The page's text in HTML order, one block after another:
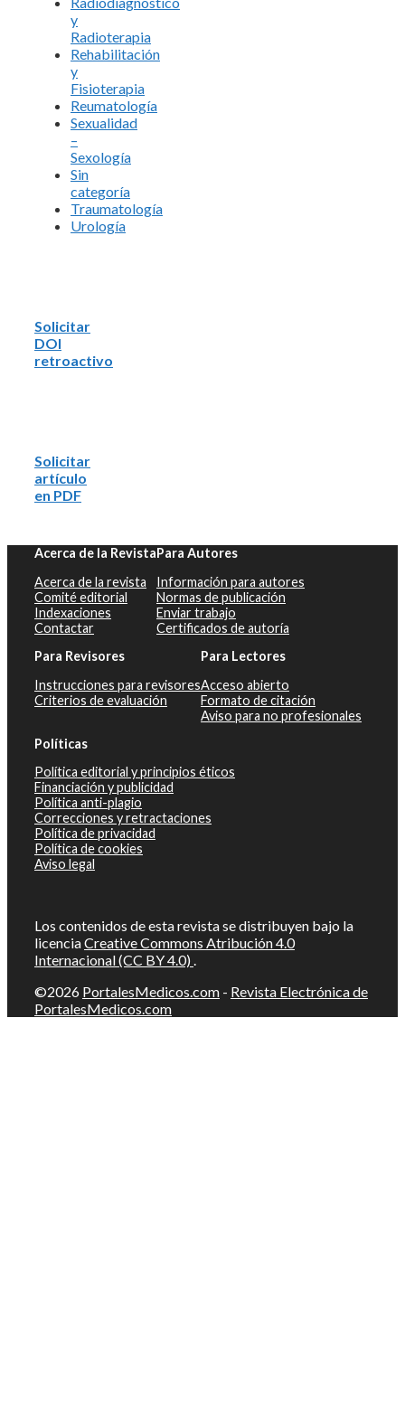
y
Radioterapia
Rehabilitación
y
Fisioterapia
Reumatología
Sexualidad
–
Sexología
Sin
categoría
Traumatología
Urología
Solicitar
DOI
retroactivo
Solicitar
artículo
en PDF
Acerca de la Revista
Acerca de la revista
Comité editorial
Indexaciones
Contactar
Para Autores
Información para autores
Normas de publicación
Enviar trabajo
Certificados de autoría
Para Revisores
Instrucciones para revisores
Criterios de evaluación
Para Lectores
Acceso abierto
Formato de citación
Aviso para no profesionales
Políticas
Política editorial y principios éticos
Financiación y publicidad
Política anti-plagio
Correcciones y retractaciones
Política de privacidad
Política de cookies
Aviso legal
Los contenidos de esta revista se distribuyen bajo la
licenciaCreative Commons Atribución 4.0
Internacional (CC BY 4.0)
©2026 PortalesMedicos.com - Revista Electrónica de
PortalesMedicos.com